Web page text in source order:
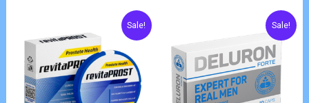
Sale! Sale!